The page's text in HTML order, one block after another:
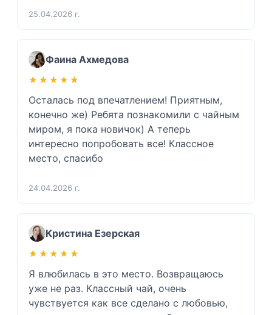
25.04.2026 г.
Фаина Ахмедова
★★★★★
★★★★★
Осталась под впечатлением! Приятным,
конечно же) Ребята познакомили с чайным
миром, я пока новичок) А теперь
интересно попробовать все! Классное
место, спасибо
24.04.2026 г.
Кристина Езерская
★★★★★
★★★★★
Я влюбилась в это место. Возвращаюсь
уже не раз. Классный чай, очень
чувствуется как все сделано с любовью,